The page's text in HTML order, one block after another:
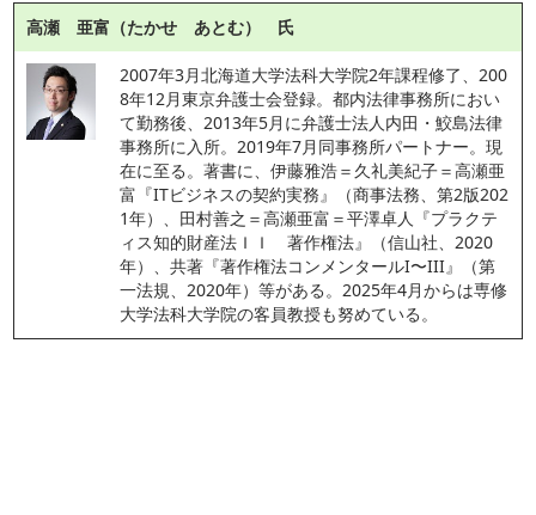
高瀬 亜富（たかせ あとむ） 氏
2007年3月北海道大学法科大学院2年課程修了、200
8年12月東京弁護士会登録。都内法律事務所におい
て勤務後、2013年5月に弁護士法人内田・鮫島法律
事務所に入所。2019年7月同事務所パートナー。現
在に至る。著書に、伊藤雅浩＝久礼美紀子＝高瀬亜
富『ITビジネスの契約実務』（商事法務、第2版202
1年）、田村善之＝高瀬亜富＝平澤卓人『プラクテ
ィス知的財産法ＩＩ　著作権法』（信山社、2020
年）、共著『著作権法コンメンタールI〜III』（第
一法規、2020年）等がある。2025年4月からは専修
大学法科大学院の客員教授も努めている。